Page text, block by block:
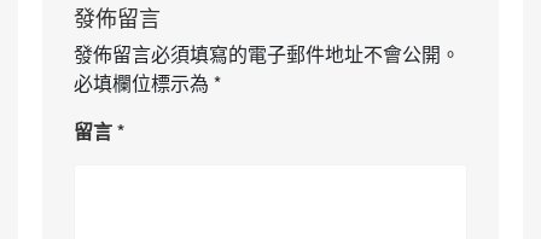
發佈留言
發佈留言必須填寫的電子郵件地址不會公開。
必填欄位標示為 *
留言*